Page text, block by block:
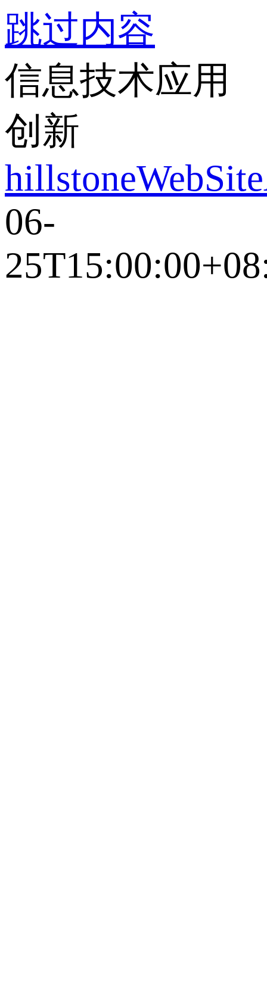
跳过内容
信息技术应用
创新
06-